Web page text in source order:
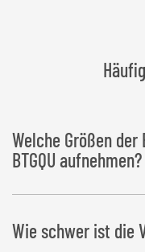
Welche Größen
BTGQU aufnehmen?
Die BTGQU eignet sich
von Vierkantballenbis
Wie schwer ist die